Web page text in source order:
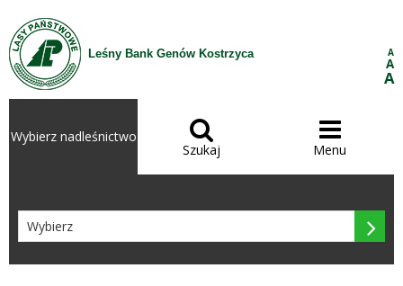
Przejdź do treści
Leśny Bank Genów Kostrzyca A
A
A
Wybierz nadleśnictwo 
Szukaj

Menu
